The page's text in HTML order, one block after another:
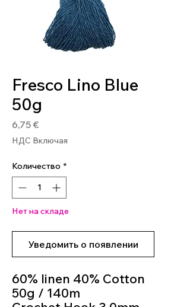
Fresco Lino Blue
50g
6,75 €
НДС Включая
Количество *
Нет на складе
Уведомить о появлении
60% linen 40% Cotton
50g / 140m